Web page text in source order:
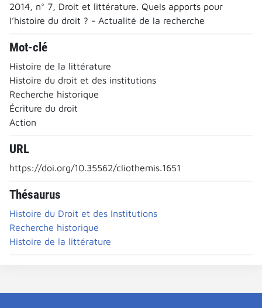
2014, n° 7, Droit et littérature. Quels apports pour
l’histoire du droit ? - Actualité de la recherche
Mot-clé
Histoire de la littérature
Histoire du droit et des institutions
Recherche historique
Écriture du droit
Action
URL
https://doi.org/10.35562/cliothemis.1651
Thésaurus
Histoire du Droit et des Institutions
Recherche historique
Histoire de la littérature